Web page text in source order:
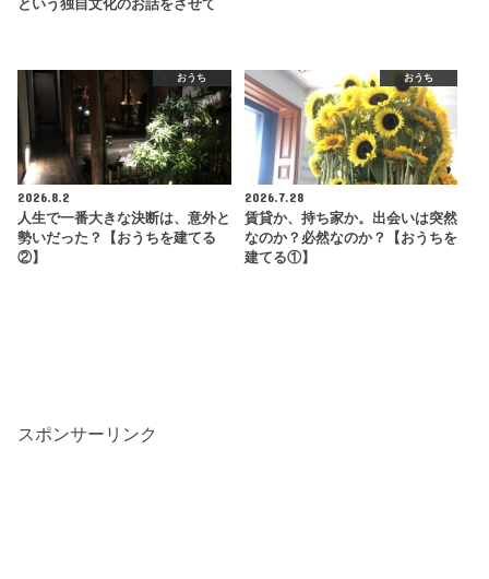
という独自文化のお話をさせて
おうち
2026.8.2
人生で一番大きな決断は、意外と
勢いだった？【おうちを建てる
②】
おうち
2026.7.28
賃貸か、持ち家か。出会いは突然
なのか？必然なのか？【おうちを
建てる①】
スポンサーリンク